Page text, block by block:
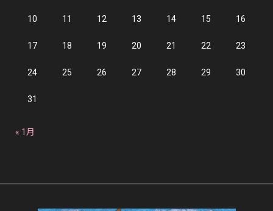
10 11 12 13 14 15 16
17 18 19 20 21 22 23
24 25 26 27 28 29 30
31
« 1月